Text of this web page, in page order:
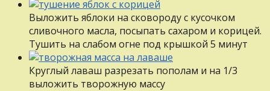
Выложить яблоки на сковороду с кусочком
сливочного масла, посыпать сахаром и корицей.
Тушить на слабом огне под крышкой 5 минут
Круглый лаваш разрезать пополам и на 1/3
выложить творожную массу